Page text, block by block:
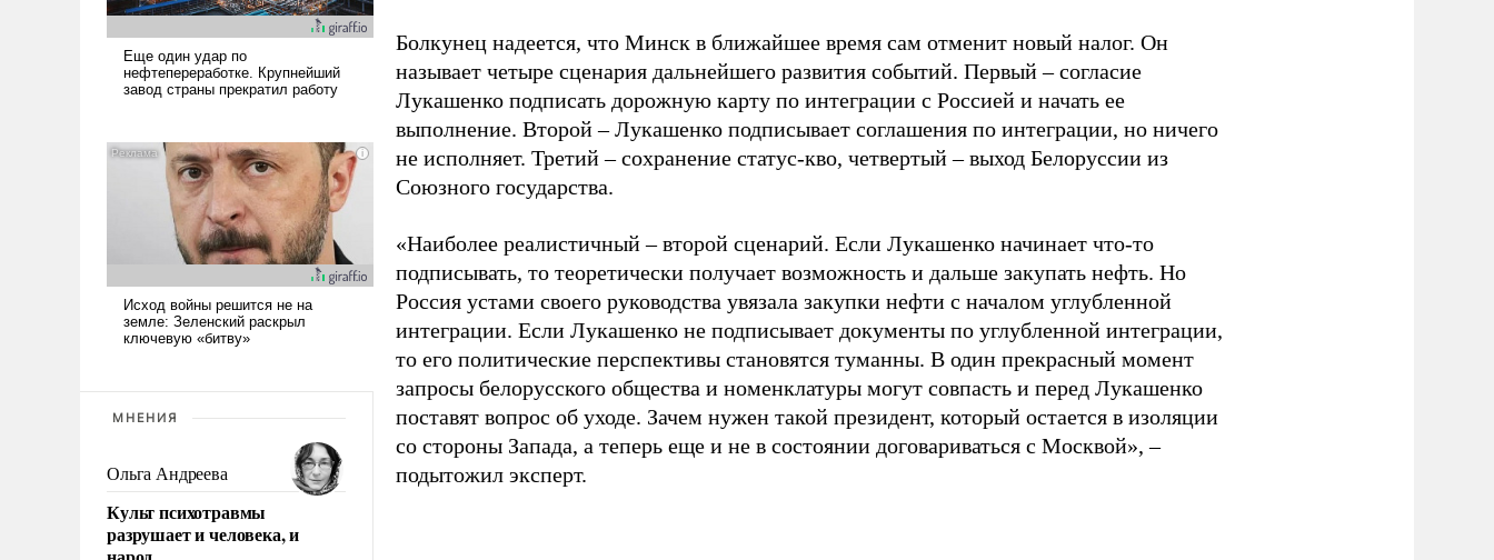
МНЕНИЯ
Ольга Андреева
Культ психотравмы
разрушает и человека, и
Болкунец надеется, что Минск в ближайшее время сам отменит новый налог. Он
называет четыре сценария дальнейшего развития событий. Первый – согласие
Лукашенко подписать дорожную карту по интеграции с Россией и начать ее
выполнение. Второй – Лукашенко подписывает соглашения по интеграции, но ничего
не исполняет. Третий – сохранение статус-кво, четвертый – выход Белоруссии из
Союзного государства.
«Наиболее реалистичный – второй сценарий. Если Лукашенко начинает что-то
подписывать, то теоретически получает возможность и дальше закупать нефть. Но
Россия устами своего руководства увязала закупки нефти с началом углубленной
интеграции. Если Лукашенко не подписывает документы по углубленной интеграции,
то его политические перспективы становятся туманны. В один прекрасный момент
запросы белорусского общества и номенклатуры могут совпасть и перед Лукашенко
поставят вопрос об уходе. Зачем нужен такой президент, который остается в изоляции
со стороны Запада, а теперь еще и не в состоянии договариваться с Москвой», –
подытожил эксперт.